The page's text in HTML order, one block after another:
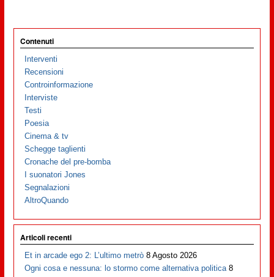
Contenuti
Interventi
Recensioni
Controinformazione
Interviste
Testi
Poesia
Cinema & tv
Schegge taglienti
Cronache del pre-bomba
I suonatori Jones
Segnalazioni
AltroQuando
Articoli recenti
Et in arcade ego 2: L’ultimo metrò 8 Agosto 2026
Ogni cosa e nessuna: lo stormo come alternativa politica 8